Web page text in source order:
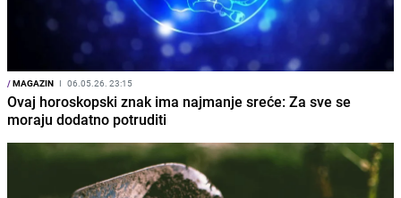
/MAGAZIN I 06.05.26. 23:15
Ovaj horoskopski znak ima najmanje sreće: Za sve se
moraju dodatno potruditi